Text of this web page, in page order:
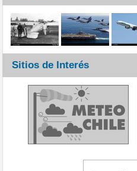
Sitios de Interés